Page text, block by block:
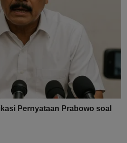
Pernyataan Prabowo soal